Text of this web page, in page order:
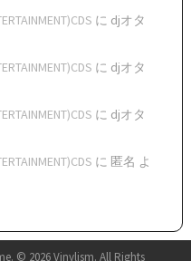
に djオタ
に djオタ
に djオタ
に 匿名 よ
. © 2026 Vinylism. All Rights